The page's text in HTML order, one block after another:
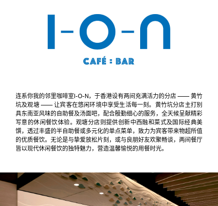
连系你我的邻里咖啡室I-O-N，于香港设有两间充满活力的分店 —— 黄竹
坑及观塘 —— 让宾客在悠闲环境中享受生活每一刻。黄竹坑分店主打别
具东南亚风味的自助餐及汤面吧，配合殷勤细心的服务，全天候呈献精彩
写意的休闲餐饮体验。观塘分店则提供创新中西融和菜式及国际经典美
馔，透过丰盛的半自助餐或多元化的单点菜单，致力为宾客带来物超所值
的优质餐饮。无论是与挚爱放松片刻，或与良朋好友欢聚畅谈，两间餐厅
皆以现代休闲餐饮的独特魅力，营造温馨愉悦的用餐时光。